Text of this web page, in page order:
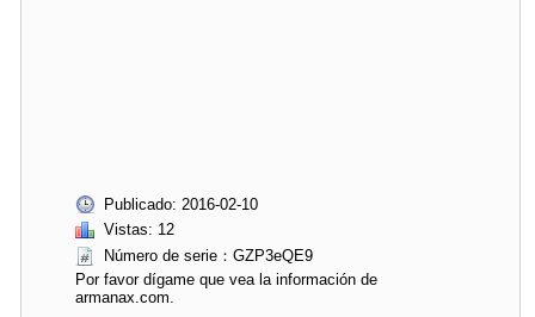
Publicado: 2016-02-10
Vistas: 12
Número de serie：GZP3eQE9
Por favor dígame que vea la información de
armanax.com.